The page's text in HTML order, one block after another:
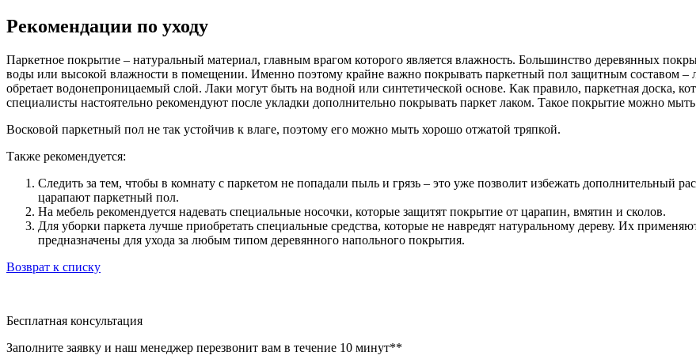
Рекомендации по уходу
Паркетное покрытие – натуральный материал, главным врагом которого является влажность. Большинство деревянных
воды или высокой влажности в помещении. Именно поэтому крайне важно покрывать паркетный пол защитным составом
обретает водонепроницаемый слой. Лаки могут быть на водной или синтетической основе. Как правило, паркетная доска,
специалисты настоятельно рекомендуют после укладки дополнительно покрывать паркет лаком. Такое покрытие можно
Восковой паркетный пол не так устойчив к влаге, поэтому его можно мыть хорошо отжатой тряпкой.
Также рекомендуется:
Следить за тем, чтобы в комнату с паркетом не попадали пыль и грязь – это уже позволит избежать дополнительный
царапают паркетный пол.
На мебель рекомендуется надевать специальные носочки, которые защитят покрытие от царапин, вмятин и сколов.
Для уборки паркета лучше приобретать специальные средства, которые не навредят натуральному дереву. Их
предназначены для ухода за любым типом деревянного напольного покрытия.
Возврат к списку
Бесплатная консультация
Заполните заявку и наш менеджер перезвонит вам в течение 10 минут**